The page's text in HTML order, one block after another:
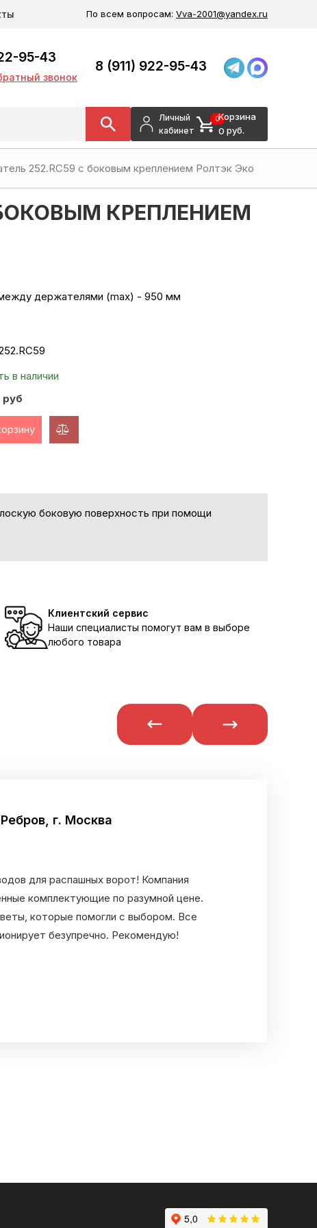
По всем вопросам: Vva-2001@yandex.ru
95-43
звонок
8 (911) 922-95-43
Личный
кабинет
0Корзина
0 руб.
252.RC59 с боковым креплением Ролтэк Эко
КРЕПЛЕНИЕМ
держателями (max) - 950 мм
в наличии
руб
боковую поверхность при помощи
Клиентский сервис
Наши специалисты помогут вам в выборе
любого товара
г. Москва
для распашных ворот! Компания
комплектующие по разумной цене.
которые помогли с выбором. Все
безупречно. Рекомендую!